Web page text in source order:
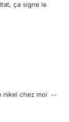
ça signe le
nikel chez moi --